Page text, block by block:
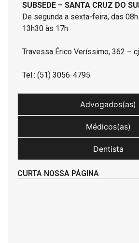
SUBSEDE – SANTA CRUZ DO
De segunda a sexta-feira, das
13h30 às 17h
Travessa Érico Veríssimo, 362 –
Tel.: (51) 3056-4795
Advogados(as)
Médicos(as)
Dentista
CURTA NOSSA PÁGINA